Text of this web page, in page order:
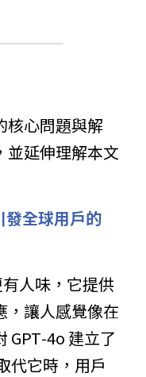
核心問題與解
並延伸理解本文
發全球用戶的
人味，它提供
，讓人感覺像在
建立了
代它時，用戶